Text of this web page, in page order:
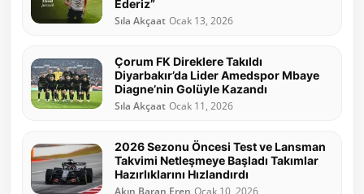
Ederiz”
Sıla Akçaat Ocak 13, 2026
Çorum FK Direklere Takıldı
Diyarbakır’da Lider Amedspor Mbaye
Diagne’nin Golüyle Kazandı
Sıla Akçaat Ocak 11, 2026
2026 Sezonu Öncesi Test ve Lansman
Takvimi Netleşmeye Başladı Takımlar
Hazırlıklarını Hızlandırdı
Akın Baran Eren Ocak 10, 2026